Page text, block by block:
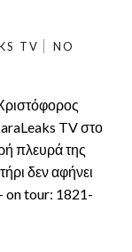
TV
NO
TV στο
πλευρά της
δεν αφήνει
on tour: 1821-